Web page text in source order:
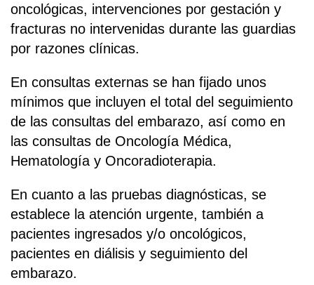
oncológicas, intervenciones por gestación y
fracturas no intervenidas durante las guardias
por razones clínicas.
En consultas externas se han fijado unos
mínimos que incluyen el total del seguimiento
de las consultas del embarazo, así como en
las consultas de Oncología Médica,
Hematología y Oncoradioterapia.
En cuanto a las pruebas diagnósticas, se
establece la atención urgente, también a
pacientes ingresados y/o oncológicos,
pacientes en diálisis y seguimiento del
embarazo.